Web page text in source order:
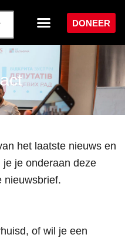
DONEER
het laatste nieuws en
je onderaan deze
nieuwsbrief.
of wil je een